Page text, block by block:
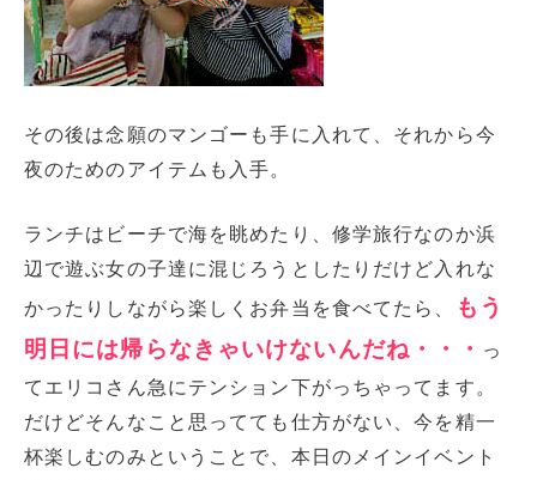
その後は念願のマンゴーも手に入れて、それから今
夜のためのアイテムも入手。
ランチはビーチで海を眺めたり、修学旅行なのか浜
辺で遊ぶ女の子達に混じろうとしたりだけど入れな
かったりしながら楽しくお弁当を食べてたら、
もう
明日には帰らなきゃいけないんだね・・・ っ
てエリコさん急にテンション下がっちゃってます。
だけどそんなこと思ってても仕方がない、今を精一
杯楽しむのみということで、本日のメインイベント